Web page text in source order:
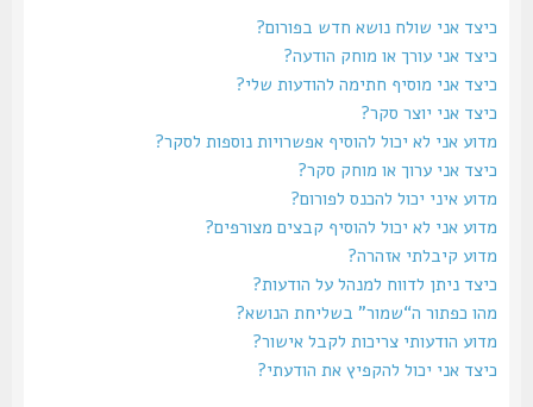
כיצד אני שולח נושא חדש בפורום?
כיצד אני עורך או מוחק הודעה?
כיצד אני מוסיף חתימה להודעות שלי?
כיצד אני יוצר סקר?
מדוע אני לא יכול להוסיף אפשרויות נוספות לסקר?
כיצד אני ערוך או מוחק סקר?
מדוע איני יכול להכנס לפורום?
מדוע אני לא יכול להוסיף קבצים מצורפים?
מדוע קיבלתי אזהרה?
כיצד ניתן לדווח למנהל על הודעות?
מהו כפתור ה“שמור” בשליחת הנושא?
מדוע הודעותי צריכות לקבל אישור?
כיצד אני יכול להקפיץ את הודעתי?